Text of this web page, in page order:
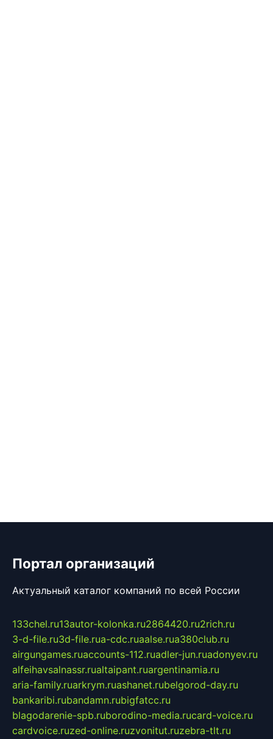
Портал организаций
Актуальный каталог компаний по всей России
133chel.ru13autor-kolonka.ru2864420.ru2rich.ru
3-d-file.ru3d-file.rua-cdc.ruaalse.rua380club.ru
airgungames.ruaccounts-112.ruadler-jun.ruadonyev.ru
alfeihavsalnassr.rualtaipant.ruargentinamia.ru
aria-family.ruarkrym.ruashanet.rubelgorod-day.ru
bankaribi.rubandamn.rubigfatcc.ru
blagodarenie-spb.ruborodino-media.rucard-voice.ru
cardvoice.ruzed-online.ruzvonitut.ruzebra-tlt.ru